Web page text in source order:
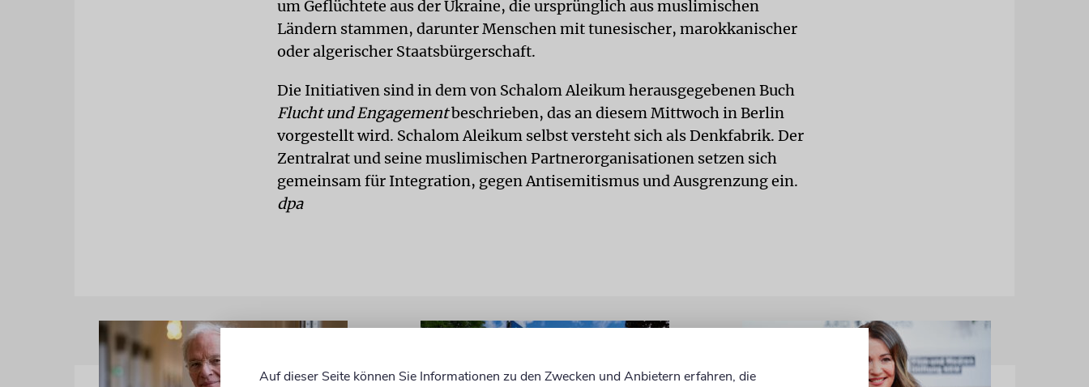
um Geflüchtete aus der Ukraine, die ursprünglich aus muslimischen
Ländern stammen, darunter Menschen mit tunesischer, marokkanischer
oder algerischer Staatsbürgerschaft.
Die Initiativen sind in dem von Schalom Aleikum herausgegebenen Buch
Flucht und Engagementbeschrieben, das an diesem Mittwoch in Berlin
vorgestellt wird. Schalom Aleikum selbst versteht sich als Denkfabrik. Der
Zentralrat und seine muslimischen Partnerorganisationen setzen sich
gemeinsam für Integration, gegen Antisemitismus und Ausgrenzung ein.
dpa
Auf dieser Seite können Sie Informationen zu den Zwecken und Anbietern erfahren, die